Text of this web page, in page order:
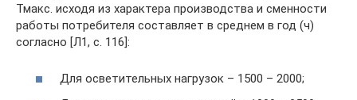
Тмакс. исходя из характера производства и сменности
работы потребителя составляет в среднем в год (ч)
согласно [Л1, с. 116]:
Для осветительных нагрузок – 1500 – 2000;